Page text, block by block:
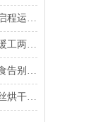
匠心交付！丽星成套酸辣粉生产线启程运往温县
丽星机械爱心收购滞销西瓜，助农暖工两不误
丽星粉丝粉条设备用科技让传统美食告别铝担忧
丽星机械**车粉丝生产线与方便粉丝烘干线装车发往东北